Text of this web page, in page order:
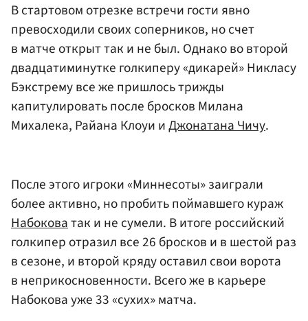
В стартовом отрезке встречи гости явно
превосходили своих соперников, но счет
в матче открыт так и не был. Однако во второй
двадцатиминутке голкиперу «дикарей» Никласу
Бэкстрему все же пришлось трижды
капитулировать после бросков Милана
Михалека, Райана Клоуи иДжонатана Чичу.
После этого игроки «Миннесоты» заиграли
более активно, но пробить поймавшего кураж
Набоковатак и не сумели. В итоге российский
голкипер отразил все 26 бросков и в шестой раз
в сезоне, и второй кряду оставил свои ворота
в неприкосновенности. Всего же в карьере
Набокова уже 33 «сухих» матча.